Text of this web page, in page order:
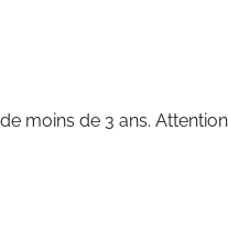
moins de 3 ans.